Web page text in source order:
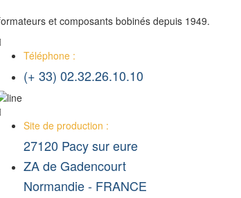
et composants bobinés depuis 1949.
Téléphone :
(+ 33) 02.32.26.10.10
Site de production :
27120 Pacy sur eure
ZA de Gadencourt
Normandie - FRANCE